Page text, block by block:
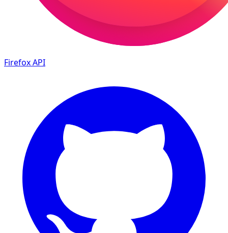
FirefoxAPI